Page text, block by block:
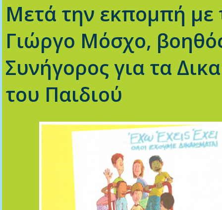
Μετά την εκπομπή με
Γιώργο Μόσχο,
Συνήγορος για τα
του Παιδιού